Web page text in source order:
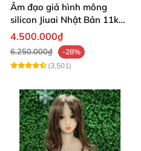
Âm đạo giả hình mông
silicon Jiuai Nhật Bản 11kg
kích cỡ thật
4.500.000₫
6.250.000₫
-28%
(3,501)